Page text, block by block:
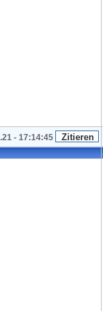
- 17:14:45